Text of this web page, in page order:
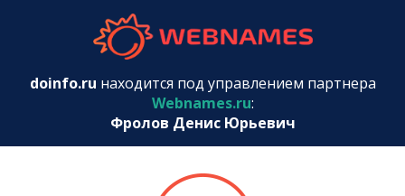
doinfo.ru находится под управлением партнера
Webnames.ru:
Фролов Денис Юрьевич